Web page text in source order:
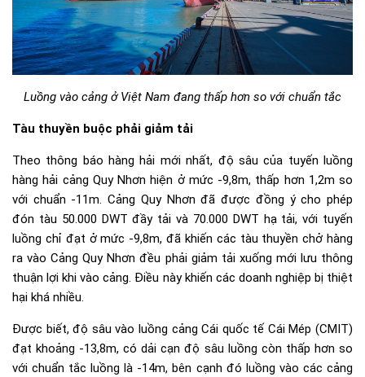
Luồng vào cảng ở Việt Nam đang thấp hơn so với chuẩn tắc
Tàu thuyền buộc phải giảm tải
Theo thông báo hàng hải mới nhất, độ sâu của tuyến luồng
hàng hải cảng Quy Nhơn hiện ở mức -9,8m, thấp hơn 1,2m so
với chuẩn -11m. Cảng Quy Nhơn đã được đồng ý cho phép
đón tàu 50.000 DWT đầy tải và 70.000 DWT hạ tải, với tuyến
luồng chỉ đạt ở mức -9,8m, đã khiến các tàu thuyền chở hàng
ra vào Cảng Quy Nhơn đều phải giảm tải xuống mới lưu thông
thuận lợi khi vào cảng. Điều này khiến các doanh nghiệp bị thiệt
hại khá nhiều.
Được biết, độ sâu vào luồng cảng Cái quốc tế Cái Mép (CMIT)
đạt khoảng -13,8m, có dải cạn độ sâu luồng còn thấp hơn so
với chuẩn tắc luồng là -14m, bên cạnh đó luồng vào các cảng